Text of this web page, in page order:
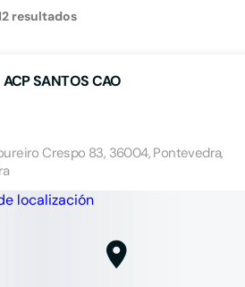
resultados
ACP SANTOS CAO
Crespo 83, 36004, Pontevedra,